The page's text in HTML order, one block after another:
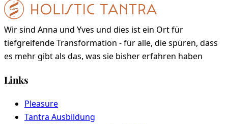
Wir sind Anna und Yves und dies ist ein Ort für
tiefgreifende Transformation - für alle, die spüren, dass
es mehr gibt als das, was sie bisher erfahren haben
Links
Pleasure
Tantra Ausbildung